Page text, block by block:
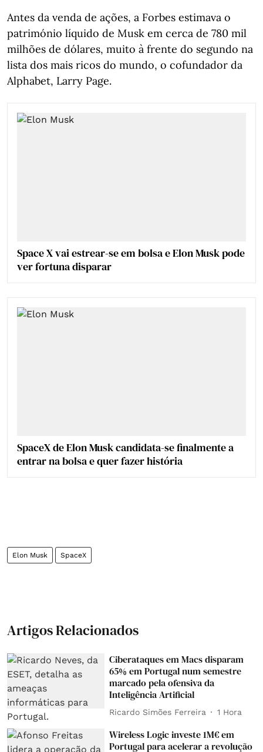
Antes da venda de ações, a Forbes estimava o
património líquido de Musk em cerca de 780 mil
milhões de dólares, muito à frente do segundo na
lista dos mais ricos do mundo, o cofundador da
Alphabet, Larry Page.
Space X vai estrear-se em bolsa e Elon Musk pode
ver fortuna disparar
SpaceX de Elon Musk candidata-se finalmente a
entrar na bolsa e quer fazer história
Elon Musk SpaceX
Artigos Relacionados
Ciberataques em Macs disparam
65% em Portugal num semestre
marcado pela ofensiva da
Inteligência Artificial
Ricardo Simões Ferreira 1 Hora
Wireless Logic investe 1M€ em
Portugal para acelerar a revolução